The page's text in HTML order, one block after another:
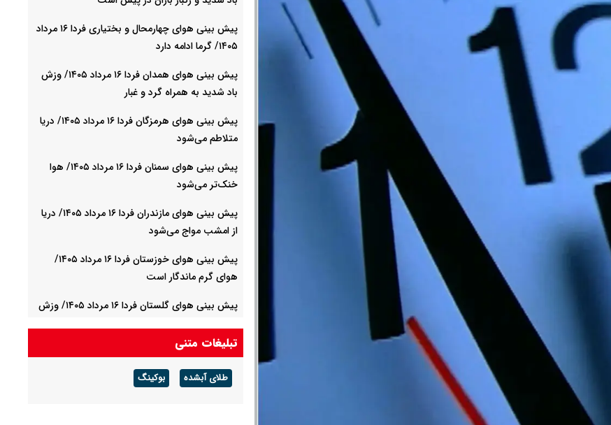
پیش بینی هوای چهارمحال و بختیاری فردا ۱۶ مرداد
۱۴۰۵/ گرما ادامه دارد
پیش بینی هوای همدان فردا ۱۶ مرداد ۱۴۰۵/ وزش
باد شدید به همراه گرد و غبار
پیش بینی هوای هرمزگان فردا ۱۶ مرداد ۱۴۰۵/ دریا
متلاطم می‌شود
پیش بینی هوای سمنان فردا ۱۶ مرداد ۱۴۰۵/ هوا
خنک‌تر می‌شود
پیش بینی هوای مازندران فردا ۱۶ مرداد ۱۴۰۵/ دریا
از امشب مواج می‌شود
پیش بینی هوای خوزستان فردا ۱۶ مرداد ۱۴۰۵/
هوای گرم ماندگار است
پیش بینی هوای گلستان فردا ۱۶ مرداد ۱۴۰۵/ وزش
و شرجی افزایش می‌یابد
تبلیغات متنی
طلای آبشده بوکینگ